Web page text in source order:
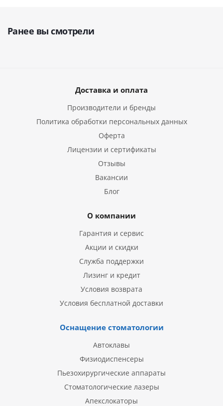
Ранее вы смотрели
Доставка и оплата
Производители и бренды
Политика обработки персональных данных
Оферта
Лицензии и сертификаты
Отзывы
Вакансии
Блог
О компании
Гарантия и сервис
Акции и скидки
Служба поддержки
Лизинг и кредит
Условия возврата
Условия бесплатной доставки
Оснащение стоматологии
Автоклавы
Физиодиспенсеры
Пьезохирургические аппараты
Стоматологические лазеры
Апекслокаторы